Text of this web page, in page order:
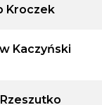
Kroczek
Kaczyński